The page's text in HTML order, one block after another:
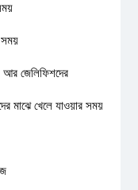
সময়
আর জেলিফিশদের
মাঝে খেলে যাওয়ার সময়